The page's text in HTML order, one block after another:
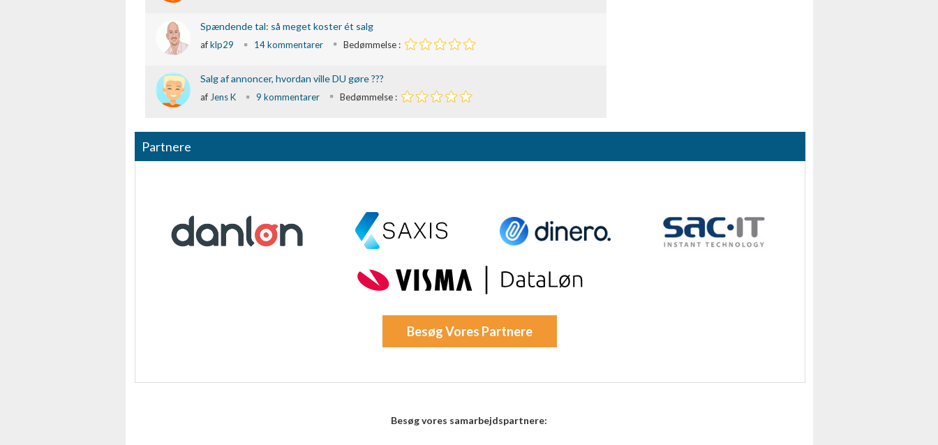
Spændende tal: så meget koster ét salg
afklp29 14 kommentarer Bedømmelse :
Salg af annoncer, hvordan ville DU gøre ???
af Jens K 9 kommentarer Bedømmelse :
Partnere
Besøg Vores Partnere
Besøg vores samarbejdspartnere:
Forstå målgrupper gennem statistikker eller kombinationer af oplysninger fra forskellige
Udvikle og forbedre tjenester
Bruge begrænsede oplysninger til at vælge indhold
Bruge præcise geografiske placeringsoplysninger